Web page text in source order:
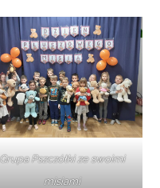
Grupa Pszczółki ze swoimi
misiami